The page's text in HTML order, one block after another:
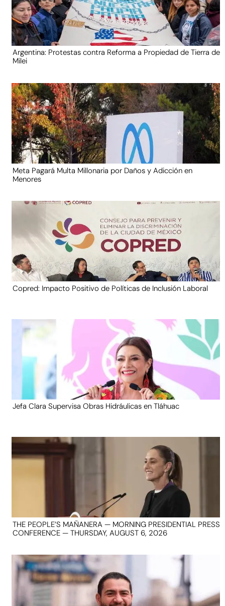
Argentina: Protestas contra Reforma a Propiedad de Tierra de
Milei
Meta Pagará Multa Millonaria por Daños y Adicción en
Menores
Copred: Impacto Positivo de Políticas de Inclusión Laboral
Jefa Clara Supervisa Obras Hidráulicas en Tláhuac
THE PEOPLE’S MAÑANERA — MORNING PRESIDENTIAL PRESS
CONFERENCE — THURSDAY, AUGUST 6, 2026